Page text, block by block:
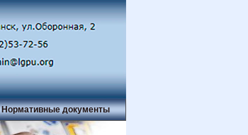
Нормативные документы